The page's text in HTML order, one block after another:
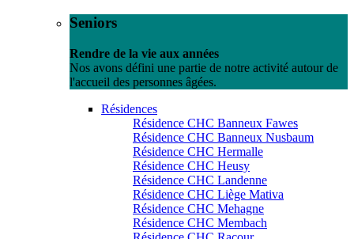
Seniors
Rendre de la vie aux années
Nos avons défini une partie de notre activité autour de
l'accueil des personnes âgées.
Résidences
Résidence CHC Banneux Fawes
Résidence CHC Banneux Nusbaum
Résidence CHC Hermalle
Résidence CHC Heusy
Résidence CHC Landenne
Résidence CHC Liège Mativa
Résidence CHC Mehagne
Résidence CHC Membach